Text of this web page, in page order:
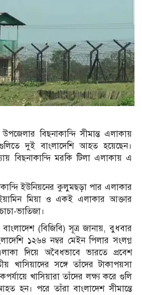
বিছনাকান্দি সীমান্ত এলাকায়
দুই বাংলাদেশি আহত হয়েছেন।
বিছনাকান্দি মরকি টিলা এলাকায় এ
ইউনিয়নের কুলুমছড়া পার এলাকার
মিয়া ও একই এলাকার আক্তার
ভাতিজা।
বাংলাদেশ (বিজিবি) সূত্র জানায়, বুধবার
১২৬৪ নম্বর মেইন পিলার সংলগ্ন
দিয়ে অবৈধভাবে ভারতে প্রবেশ
খাসিয়াদের সঙ্গে তাঁদের টাকাপয়সা
খাসিয়ারা তাঁদের লক্ষ্য করে গুলি
হন। পরে তাঁরা বাংলাদেশ সীমান্তে